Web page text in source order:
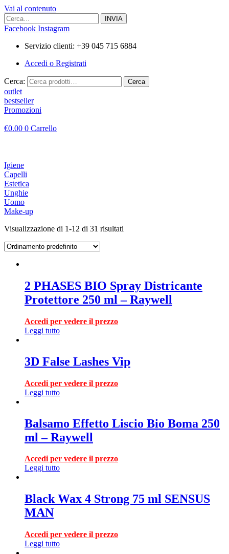
Vai al contenuto
Facebook Instagram
Servizio clienti: +39 045 715 6884
Accedi o Registrati
Cerca: Cerca
outlet
bestseller
Promozioni
€0.00 0 Carrello
Igiene
Capelli
Estetica
Unghie
Uomo
Make-up
Visualizzazione di 1-12 di 31 risultati
2 PHASES BIO Spray Districante
Protettore 250 ml – Raywell
Accedi per vedere il prezzo
Leggi tutto
3D False Lashes Vip
Accedi per vedere il prezzo
Leggi tutto
Balsamo Effetto Liscio Bio Boma 250
ml – Raywell
Accedi per vedere il prezzo
Leggi tutto
Black Wax 4 Strong 75 ml SENSUS
MAN
Accedi per vedere il prezzo
Leggi tutto